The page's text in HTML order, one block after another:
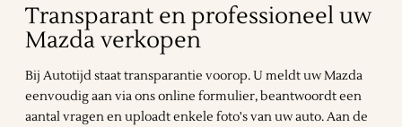
Transparant en professioneel uw
Mazda verkopen
Bij Autotijd staat transparantie voorop. U meldt uw Mazda
eenvoudig aan via ons online formulier, beantwoordt een
aantal vragen en uploadt enkele foto's van uw auto. Aan de